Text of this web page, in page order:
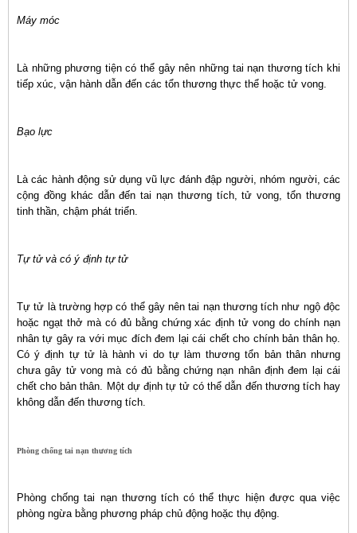
Máy móc
Là những phương tiện có thể gây nên những tai nạn thương tích khi
tiếp xúc, vận hành dẫn đến các tổn thương thực thể hoặc tử vong.
Bạo lực
Là các hành động sử dụng vũ lực đánh đập người, nhóm người, các
cộng đồng khác dẫn đến tai nạn thương tích, tử vong, tổn thương
tinh thần, chậm phát triển.
Tự tử và có ý định tự tử
Tự tử là trường hợp có thể gây nên tai nạn thương tích như ngộ độc
hoặc ngạt thở mà có đủ bằng chứng xác định tử vong do chính nạn
nhân tự gây ra với mục đích đem lại cái chết cho chính bản thân họ.
Có ý định tự tử là hành vi do tự làm thương tổn bản thân nhưng
chưa gây tử vong mà có đủ bằng chứng nạn nhân định đem lại cái
chết cho bản thân. Một dự định tự tử có thể dẫn đến thương tích hay
không dẫn đến thương tích.
Phòng chống tai nạn thương tích
Phòng chống tai nạn thương tích có thể thực hiện được qua việc
phòng ngừa bằng phương pháp chủ động hoặc thụ động.